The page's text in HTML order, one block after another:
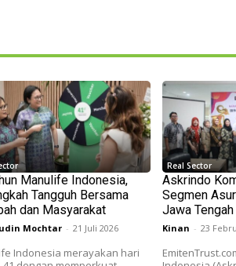
Manulife Indonesia,
Tangguh Bersama
dan Masyarakat
Mochtar - 21 Juli 2026
Indonesia merayakan hari
Real Sector
Askrindo
Segmen
Jawa Tengah
Kinan - 23